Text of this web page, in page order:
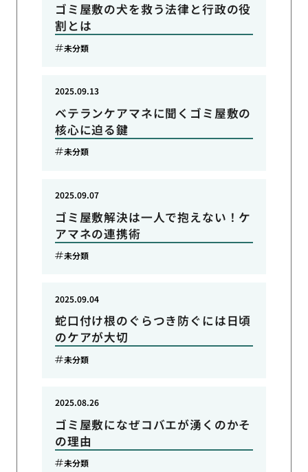
ゴミ屋敷の犬を救う法律と行政の役
割とは
未分類
ベテランケアマネに聞くゴミ屋敷の
核心に迫る鍵
2025.09.13
未分類
ゴミ屋敷解決は一人で抱えない！ケ
アマネの連携術
2025.09.07
未分類
蛇口付け根のぐらつき防ぐには日頃
のケアが大切
2025.09.04
未分類
ゴミ屋敷になぜコバエが湧くのかそ
の理由
2025.08.26
未分類